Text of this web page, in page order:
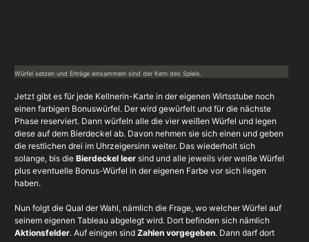
Würfel setzen und Erträge einsammeln sind der Kern des Spiels.
Jetzt gibt es für jede Kellnerin-Karte in der eigenen Wirtsstube noch
einen farbigen Bonuswürfel. Der wird gewürfelt und für die nächste
Phase reserviert. Dann würfeln alle die vier weißen Würfel und legen
diese auf dem Bierdeckel ab. Davon nehmen sie sich einen und geben
die restlichen drei im Uhrzeigersinn weiter. Das wiederholt sich
solange, bis die Bierdeckel leersind und alle jeweils vier weiße Würfel
plus eventuelle Bonus-Würfel in der eigenen Farbe vor sich liegen
haben.
Nun folgt die Qual der Wahl, nämlich die Frage, wo welcher Würfel auf
seinem eigenen Tableau abgelegt wird. Dort befinden sich nämlich
Aktionsfelder. Auf einigen sind Zahlen vorgegeben. Dann darf dort